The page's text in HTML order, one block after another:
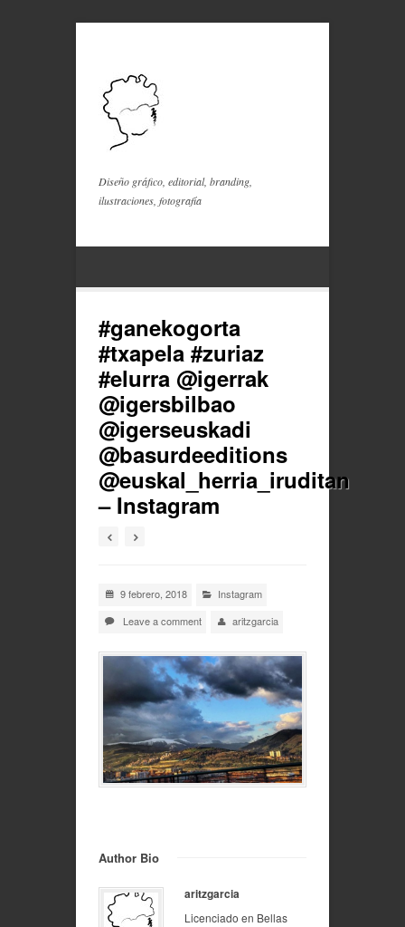
Diseño gráfico, editorial, branding,
ilustraciones, fotografía
#ganekogorta
#txapela #zuriaz
#elurra @igerrak
@igersbilbao
@igerseuskadi
@basurdeeditions
@euskal_herria_iruditan
– Instagram
9 febrero, 2018
Instagram
Leave a comment
aritzgarcia
Author Bio
aritzgarcia
Licenciado en Bellas